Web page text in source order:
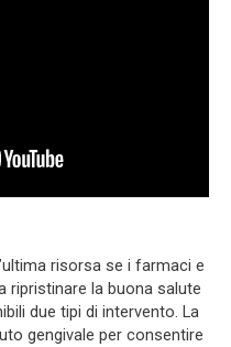
risorsa se i farmaci e
ripristinare la buona salute
due tipi di intervento. La
gengivale per consentire